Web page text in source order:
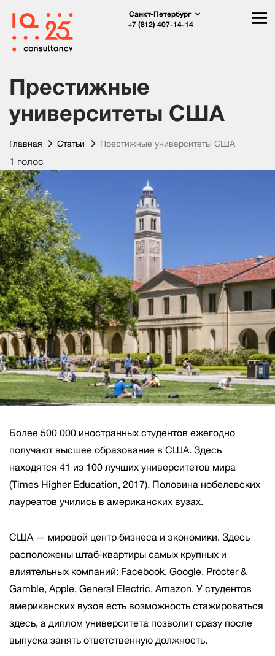
Санкт-Петербург
+7 (812) 407-14-14
Престижные
университеты США
Главная Статьи Престижные университеты США
1 голос
Более 500 000 иностранных студентов ежегодно
получают высшее образование в США. Здесь
находятся 41 из 100 лучших университетов мира
(Times Higher Education, 2017). Половина нобелевских
лауреатов учились в американских вузах.
США — мировой центр бизнеса и экономики. Здесь
расположены штаб-квартиры самых крупных и
влиятельных компаний: Facebook, Google, Procter &
Gamble, Apple, General Electric, Amazon. У студентов
американских вузов есть возможность стажироваться
здесь, а диплом университета позволит сразу после
выпуска занять ответственную должность.